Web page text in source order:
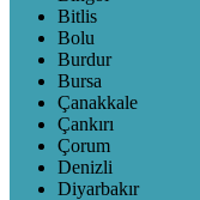
Bitlis
Bolu
Burdur
Bursa
Çanakkale
Çankırı
Çorum
Denizli
Diyarbakır